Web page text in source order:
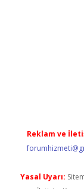
Reklam ve
Yasal Uyarı: